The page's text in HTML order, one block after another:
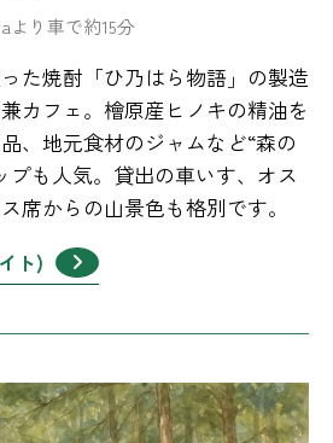
より車で約15分
た焼酎「ひ乃はら物語」の製造
カフェ。檜原産ヒノキの精油を
、地元食材のジャムなど“森の
プも人気。貸出の車いす、オス
席からの山景色も格別です。
ト)